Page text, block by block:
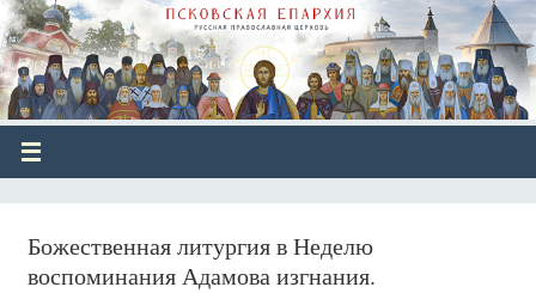
Божественная литургия в Неделю
воспоминания Адамова изгнания.